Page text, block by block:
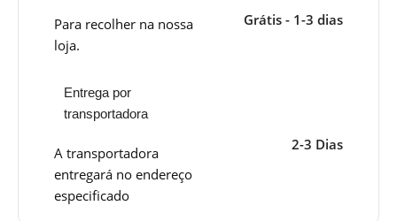
Para recolher na nossa
loja.
Grátis - 1-3 dias
Entrega por
transportadora
A transportadora
entregará no endereço
especificado
2-3 Dias